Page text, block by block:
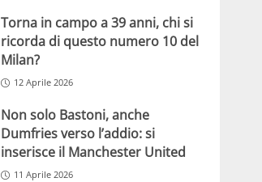
Torna in campo a 39 anni, chi si
ricorda di questo numero 10 del
Milan?
12 Aprile 2026
Non solo Bastoni, anche
Dumfries verso l’addio: si
inserisce il Manchester United
11 Aprile 2026